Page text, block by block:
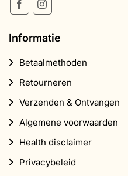
Informatie
Betaalmethoden
Retourneren
Verzenden & Ontvangen
Algemene voorwaarden
Health disclaimer
Privacybeleid